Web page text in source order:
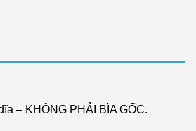
– KHÔNG PHẢI BÌA GỐC.